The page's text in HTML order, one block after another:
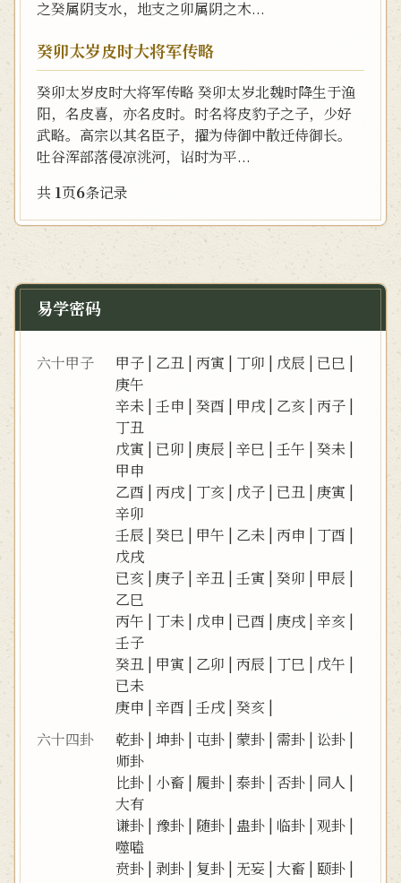
之癸属阴支水，地支之卯属阴之木...
癸卯太岁皮时大将军传略
癸卯太岁皮时大将军传略 癸卯太岁北魏时降生于渔
阳，名皮喜，亦名皮时。时名将皮豹子之子，少好
武略。高宗以其名臣子，擢为侍御中散迁侍御长。
吐谷浑部落侵凉洮河，诏时为平...
共 1页6条记录
易学密码
六十甲子 甲子 | 乙丑 |丙寅 | 丁卯 | 戊辰 | 已巳 |
庚午
辛未 |壬申 |癸酉 | 甲戌 | 乙亥 |丙子 |
丁丑
戊寅 | 已卯 | 庚辰 |辛巳 |壬午 |癸未 |
甲申
乙酉 |丙戌 | 丁亥 | 戊子 | 已丑 | 庚寅 |
辛卯
壬辰 |癸巳 | 甲午 | 乙未 |丙申 | 丁酉 |
戊戌
已亥 | 庚子 |辛丑 |壬寅 |癸卯 | 甲辰 |
乙巳
丙午 | 丁未 | 戊申 | 已酉 | 庚戌 |辛亥 |
壬子
癸丑 | 甲寅 | 乙卯 |丙辰 | 丁巳 | 戊午 |
已未
庚申 |辛酉 |壬戌 |癸亥 |
六十四卦
乾卦 | 坤卦 | 屯卦 |蒙卦 |需卦 | 讼卦 |
师卦
比卦 | 小畜 | 履卦 |泰卦 | 否卦 | 同人 |
大有
谦卦 |豫卦 | 随卦 | 蛊卦 | 临卦 |观卦 |
噬嗑
贲卦 | 剥卦 | 复卦 | 无妄 |大畜 | 颐卦 |